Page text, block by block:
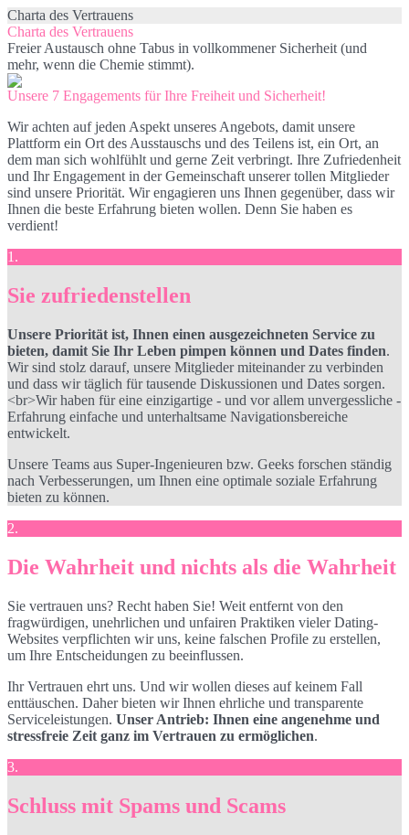
Charta des Vertrauens
Charta des Vertrauens
Freier Austausch ohne Tabus in vollkommener Sicherheit (und
mehr, wenn die Chemie stimmt).
Unsere 7 Engagements für Ihre Freiheit und Sicherheit!
Wir achten auf jeden Aspekt unseres Angebots, damit unsere
Plattform ein Ort des Ausstauschs und des Teilens ist, ein Ort, an
dem man sich wohlfühlt und gerne Zeit verbringt. Ihre Zufriedenheit
und Ihr Engagement in der Gemeinschaft unserer tollen Mitglieder
sind unsere Priorität. Wir engagieren uns Ihnen gegenüber, dass wir
Ihnen die beste Erfahrung bieten wollen. Denn Sie haben es
verdient!
1.
Sie zufriedenstellen
Unsere Priorität ist, Ihnen einen ausgezeichneten Service zu
bieten, damit Sie Ihr Leben pimpen können und Dates finden.
Wir sind stolz darauf, unsere Mitglieder miteinander zu verbinden
und dass wir täglich für tausende Diskussionen und Dates sorgen.
<br>Wir haben für eine einzigartige - und vor allem unvergessliche -
Erfahrung einfache und unterhaltsame Navigationsbereiche
entwickelt.
Unsere Teams aus Super-Ingenieuren bzw. Geeks forschen ständig
nach Verbesserungen, um Ihnen eine optimale soziale Erfahrung
bieten zu können.
2.
Die Wahrheit und nichts als die Wahrheit
Sie vertrauen uns? Recht haben Sie! Weit entfernt von den
fragwürdigen, unehrlichen und unfairen Praktiken vieler Dating-
Websites verpflichten wir uns, keine falschen Profile zu erstellen,
um Ihre Entscheidungen zu beeinflussen.
Ihr Vertrauen ehrt uns. Und wir wollen dieses auf keinem Fall
enttäuschen. Daher bieten wir Ihnen ehrliche und transparente
Serviceleistungen. Unser Antrieb: Ihnen eine angenehme und
stressfreie Zeit ganz im Vertrauen zu ermöglichen.
3.
Schluss mit Spams und Scams